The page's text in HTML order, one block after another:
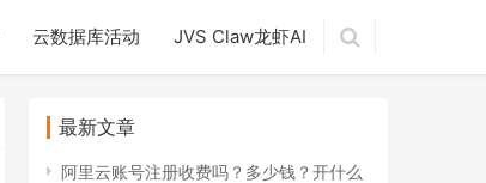
云数据库活动 JVS Claw龙虾AI
最新文章
阿里云账号注册收费吗？多少钱？开什么